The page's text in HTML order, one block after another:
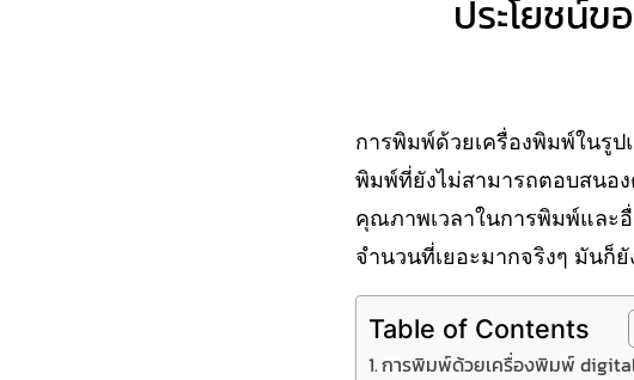
ประโยชน์
การพิมพ์ด้วยเครื่องพิมพ์ในรูป
พิมพ์ที่ยังไม่สามารถตอบสนอ
คุณภาพเวลาในการพิมพ์และ
จำนวนที่เยอะมากจริงๆ มันก็
Table of Contents
การพิมพ์ด้วยเครื่องพิมพ์